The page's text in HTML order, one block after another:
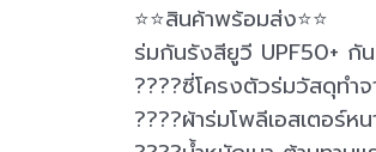
⭐⭐สินค้าพร้อมส่ง⭐⭐
ร่มกันรังสียูวี UPF50+ กั
????ซี่โครงตัวร่มวัสดุทำ
????ผ้าร่มโพลีเอสเตอร์